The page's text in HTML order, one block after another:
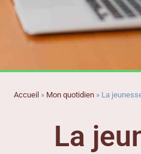
Accueil » Mon quotidien» La
La